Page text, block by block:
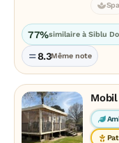
Spa
77%similaire à Siblu
8.3Même note